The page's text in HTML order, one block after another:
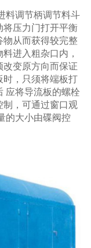
料调节柄调节料斗
将压力门打开平衡
物从而获得较完整
进入粗杂口内，
变原方向而保证
时，只须将端板打
应将导流板的螺栓
制，可通过窗口观
的大小由碟阀控